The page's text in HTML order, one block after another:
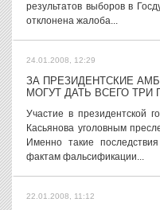
результатов выборов в
отклонена жалоба...
24.01.2008, 12:29
ЗА ПРЕЗИДЕНТСКИЕ
МОГУТ ДАТЬ ВСЕГО ТРИ
Участие в президентской
Касьянова уголовным
Именно такие
фактам фальсификации...
22.01.2008, 11:12